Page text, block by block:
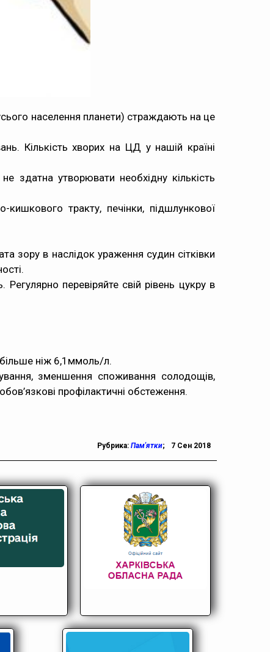
населення планети) страждають на це
Кількість хворих на ЦД у нашій країні
здатна утворювати необхідну кількість
тракту, печінки, підшлункової
зору в наслідок ураження судин сітківки
перевіряйте свій рівень цукру в
ніж 6,1ммоль/л.
зменшення споживання солодощів,
профілактичні обстеження.
Рубрика: Пам'ятки; 7 Сен 2018